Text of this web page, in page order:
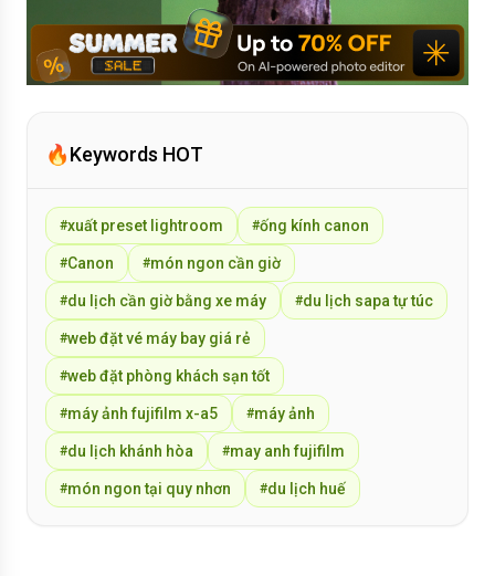
🔥Keywords HOT
#xuất preset lightroom #ống kính canon
#Canon #món ngon cần giờ
#du lịch cần giờ bằng xe máy #du lịch sapa tự túc
#web đặt vé máy bay giá rẻ
#web đặt phòng khách sạn tốt
#máy ảnh fujifilm x-a5 #máy ảnh
#du lịch khánh hòa #may anh fujifilm
#món ngon tại quy nhơn #du lịch huế